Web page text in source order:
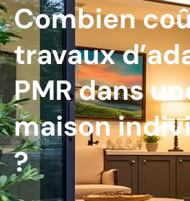
Combien
travaux
PMR dans
maison
?